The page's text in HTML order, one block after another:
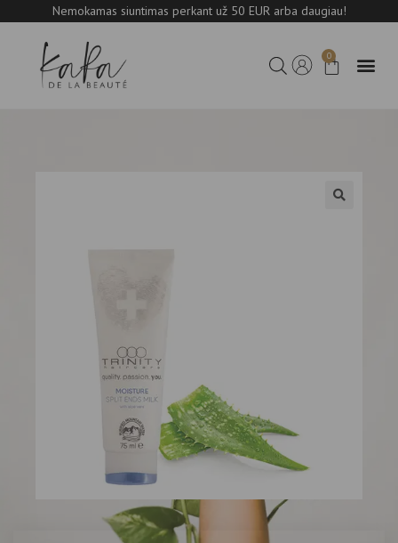
Nemokamas siuntimas perkant už 50 EUR arba daugiau!
0